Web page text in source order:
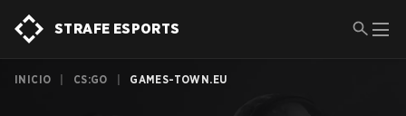
STRAFE ESPORTS
INICIO CS:GO GAMES-TOWN.EU